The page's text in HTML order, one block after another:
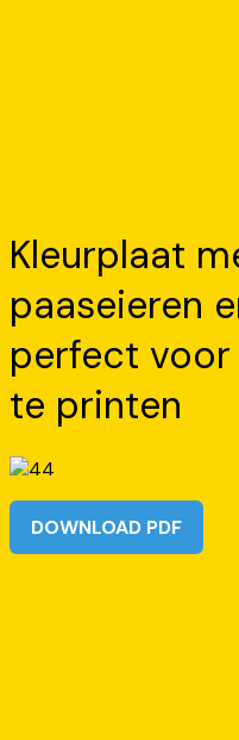
Kleurplaat
paaseieren
perfect voor
te printen
DOWNLOAD PDF